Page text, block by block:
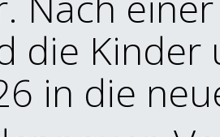
die Kinder
in die